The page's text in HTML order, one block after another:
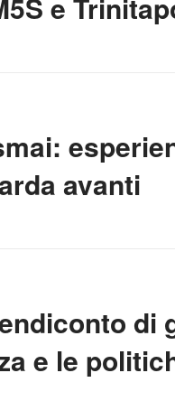
avanti
di
e le